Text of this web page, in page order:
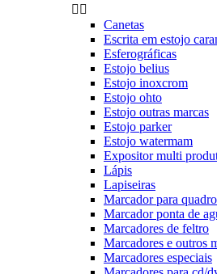
 
Canetas
Escrita em estojo
Esferográficas
Estojo belius
Estojo inoxcrom
Estojo ohto
Estojo outras marcas
Estojo parker
Estojo watermam
Expositor multi
Lápis
Lapiseiras
Marcador para
Marcador ponta de
Marcadores de feltro
Marcadores e outros
Marcadores especiais